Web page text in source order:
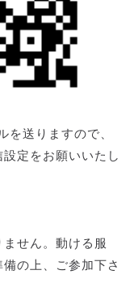
送りますので、
定をお願いいたし
せん。動ける服
の上、ご参加下さ